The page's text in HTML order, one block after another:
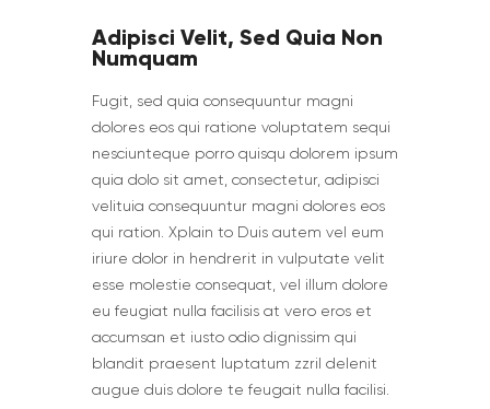
Adipisci Velit, Sed Quia Non
Numquam
Fugit, sed quia consequuntur magni
dolores eos qui ratione voluptatem sequi
nesciunteque porro quisqu dolorem ipsum
quia dolo sit amet, consectetur, adipisci
velituia consequuntur magni dolores eos
qui ration. Xplain to Duis autem vel eum
iriure dolor in hendrerit in vulputate velit
esse molestie consequat, vel illum dolore
eu feugiat nulla facilisis at vero eros et
accumsan et iusto odio dignissim qui
blandit praesent luptatum zzril delenit
augue duis dolore te feugait nulla facilisi.